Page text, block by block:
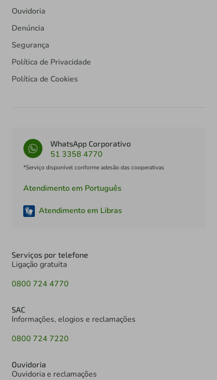
Ouvidoria
Denúncia
Segurança
Política de Privacidade
Política de Cookies
WhatsApp Corporativo
51 3358 4770
*Serviço disponível conforme adesão das cooperativas
Atendimento em Português
Atendimento em Libras
Serviços por telefone
Ligação gratuita
0800 724 4770
SAC
Informações, elogios e reclamações
0800 724 7220
Ouvidoria
Ouvidoria e reclamações